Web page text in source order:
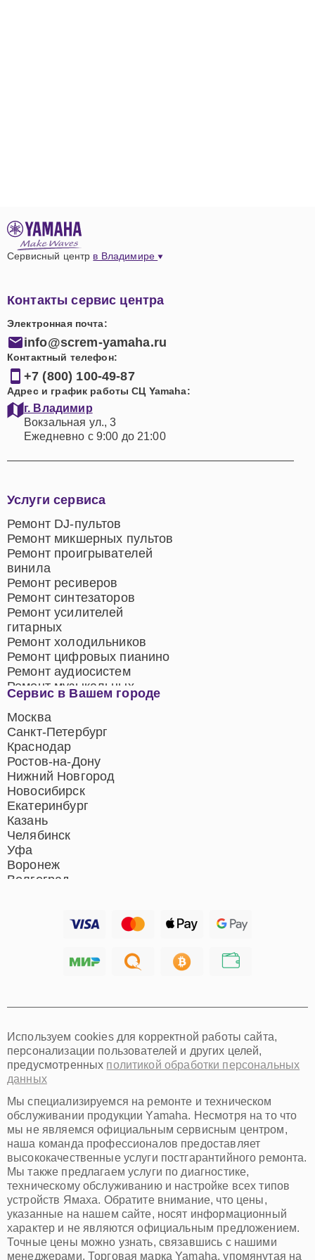
Использование оригинальных комплектующих и
современного оборудования.
Опытные специалисты с глубокими знаниями в
области ремонта цифровых пианино.
Удобное расположение сервисного центра и
возможность вызова мастера на дом.
Воспользовавшись услугами нашей компании для
ремонта цифровых пианино Yamaha в Владимире,
каждый клиент может быть уверен в том, что его
инструмент обретет новую жизнь. Мы вкладываем
мастерство и профессионализм в восстановление
радовала слух.
Доверьте ремонт цифровых пианино Yamaha
профессионалам - свяжитесь с нами и убедитесь в
качестве наших услуг. Наш адрес в Владимире:
Вокзальная ул., 3, и мы всегда рады помочь в
восстановлении вашего музыкального инструмента.
Сервисный центр в Владимире
Контакты сервис центра
Электронная почта:
info@screm-yamaha.ru
Контактный телефон:
+7 (800) 100-49-87
Адрес и график работы СЦ Yamaha:
г. Владимир
Вокзальная ул., 3
Ежедневно с 9:00 до 21:00
Сервис в Вашем городе
Москва
Санкт-Петербург
Краснодар
Ростов-на-Дону
Нижний Новгород
Новосибирск
Екатеринбург
Казань
Челябинск
Уфа
Воронеж
Волгоград
Хабаровск
Омск
Красноярск
Пермь
Ульяновск
Киров
Архангельск
Астрахань
Белгород
Благовещенск
Брянск
Владивосток
Владикавказ
Владимир
Волжский
Вологда
Услуги сервиса
Ремонт DJ-пультов
Ремонт микшерных пультов
Ремонт проигрывателей
винила
Ремонт ресиверов
Ремонт синтезаторов
Ремонт усилителей
гитарных
Ремонт холодильников
Ремонт цифровых пианино
Ремонт аудиосистем
Ремонт музыкальных
центров
Ремонт домашних
кинотеатров
Ремонт микрофонов
Ремонт акустических
систем
Используем cookies для корректной работы сайта,
персонализации пользователей и других целей,
предусмотренных политикой обработки персональных
данных
Мы специализируемся на ремонте и техническом
обслуживании продукции Yamaha. Несмотря на то что
мы не являемся официальным сервисным центром,
наша команда профессионалов предоставляет
высококачественные услуги постгарантийного ремонта.
Мы также предлагаем услуги по диагностике,
техническому обслуживанию и настройке всех типов
устройств Ямаха. Обратите внимание, что цены,
указанные на нашем сайте, носят информационный
характер и не являются официальным предложением.
Точные цены можно узнать, связавшись с нашими
менеджерами. Торговая марка Yamaha, упомянутая на